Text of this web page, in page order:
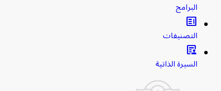
البرامج
clarify
التصنيفات
article_person
السيرة الذاتية